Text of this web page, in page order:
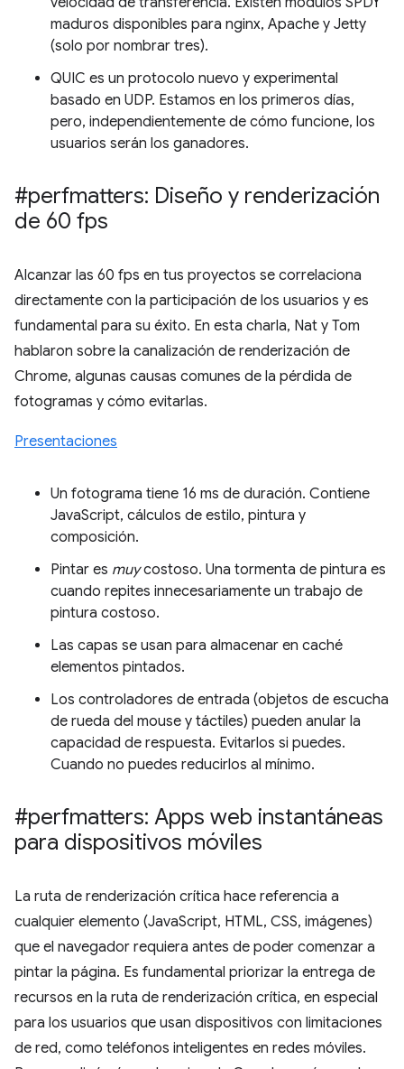
maduros disponibles para nginx, Apache y Jetty
(solo por nombrar tres).
QUIC es un protocolo nuevo y experimental
basado en UDP. Estamos en los primeros días,
pero, independientemente de cómo funcione, los
usuarios serán los ganadores.
#perfmatters: Diseño y renderización
de 60 fps
Alcanzar las 60 fps en tus proyectos se correlaciona
directamente con la participación de los usuarios y es
fundamental para su éxito. En esta charla, Nat y Tom
hablaron sobre la canalización de renderización de
Chrome, algunas causas comunes de la pérdida de
fotogramas y cómo evitarlas.
Presentaciones
Un fotograma tiene 16 ms de duración. Contiene
JavaScript, cálculos de estilo, pintura y
composición.
Pintar es muycostoso. Una tormenta de pintura es
cuando repites innecesariamente un trabajo de
pintura costoso.
Las capas se usan para almacenar en caché
elementos pintados.
Los controladores de entrada (objetos de escucha
de rueda del mouse y táctiles) pueden anular la
capacidad de respuesta. Evitarlos si puedes.
Cuando no puedes reducirlos al mínimo.
#perfmatters: Apps web instantáneas
para dispositivos móviles
La ruta de renderización crítica hace referencia a
cualquier elemento (JavaScript, HTML, CSS, imágenes)
que el navegador requiera antes de poder comenzar a
pintar la página. Es fundamental priorizar la entrega de
recursos en la ruta de renderización crítica, en especial
para los usuarios que usan dispositivos con limitaciones
de red, como teléfonos inteligentes en redes móviles.